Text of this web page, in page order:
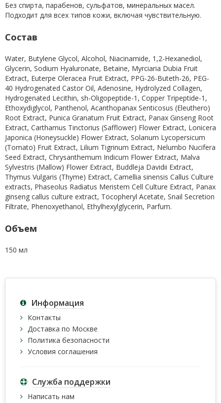
Без спирта, парабенов, сульфатов, минеральных масел.
Подходит для всех типов кожи, включая чувствительную.
Состав
Water, Butylene Glycol, Alcohol, Niacinamide, 1,2-Hexanediol,
Glycerin, Sodium Hyaluronate, Betaine, Myrciaria Dubia Fruit
Extract, Euterpe Oleracea Fruit Extract, PPG-26-Buteth-26, PEG-
40 Hydrogenated Castor Oil, Adenosine, Hydrolyzed Collagen,
Hydrogenated Lecithin, sh-Oligopeptide-1, Copper Tripeptide-1,
Ethoxydiglycol, Panthenol, Acanthopanax Senticosus (Eleuthero)
Root Extract, Punica Granatum Fruit Extract, Panax Ginseng Root
Extract, Carthamus Tinctorius (Safflower) Flower Extract, Lonicera
Japonica (Honeysuckle) Flower Extract, Solanum Lycopersicum
(Tomato) Fruit Extract, Lilium Tigrinum Extract, Nelumbo Nucifera
Seed Extract, Chrysanthemum Indicum Flower Extract, Malva
Sylvestris (Mallow) Flower Extract, Buddleja Davidii Extract,
Thymus Vulgaris (Thyme) Extract, Camellia sinensis Callus Culture
extracts, Phaseolus Radiatus Meristem Cell Culture Extract, Panax
ginseng callus culture extract, Tocopheryl Acetate, Snail Secretion
Filtrate, Phenoxyethanol, Ethylhexylglycerin, Parfum.
Объем
150 мл
Информация
Контакты
Доставка по Москве
Политика безопасности
Условия соглашения
Служба поддержки
Написать нам